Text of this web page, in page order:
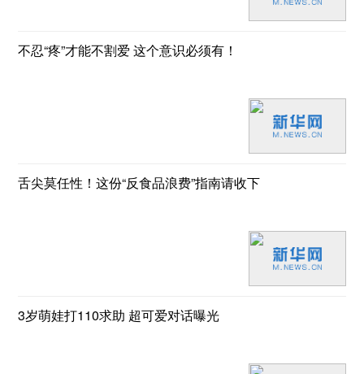
不忍“疼”才能不割爱 这个意识必须有！
舌尖莫任性！这份“反食品浪费”指南请收下
3岁萌娃打110求助 超可爱对话曝光